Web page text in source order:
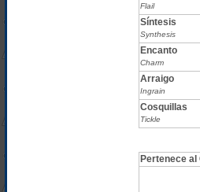
Flail
Síntesis
Synthesis
Encanto
Charm
Arraigo
Ingrain
Cosquillas
Tickle
Pertenece al